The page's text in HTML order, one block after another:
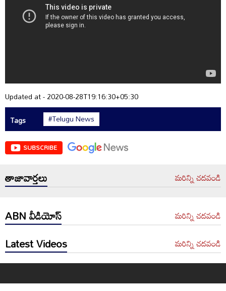
Updated at - 2020-08-28T19:16:30+05:30
Tags
#Telugu News
SUBSCRIBE
తాజావార్తలు మరిన్ని చదవండి
ABN వీడియోస్ మరిన్ని చదవండి
Latest Videos మరిన్ని చదవండి